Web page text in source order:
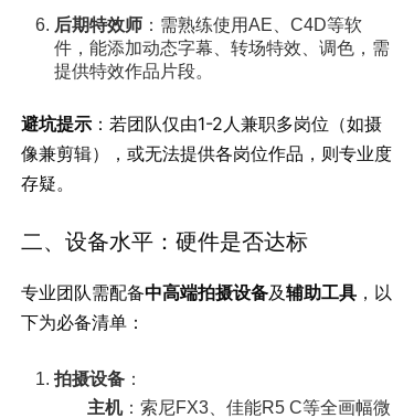
后期特效师 ：需熟练使用AE、C4D等软
件，能添加动态字幕、转场特效、调色，需
提供特效作品片段。
避坑提示 ：若团队仅由1-2人兼职多岗位（如摄
像兼剪辑），或无法提供各岗位作品，则专业度
存疑。
二、设备水平：硬件是否达标
专业团队需配备中高端拍摄设备及辅助工具 ，以
下为必备清单：
拍摄设备 ：
主机：索尼FX3、佳能R5 C等全画幅微